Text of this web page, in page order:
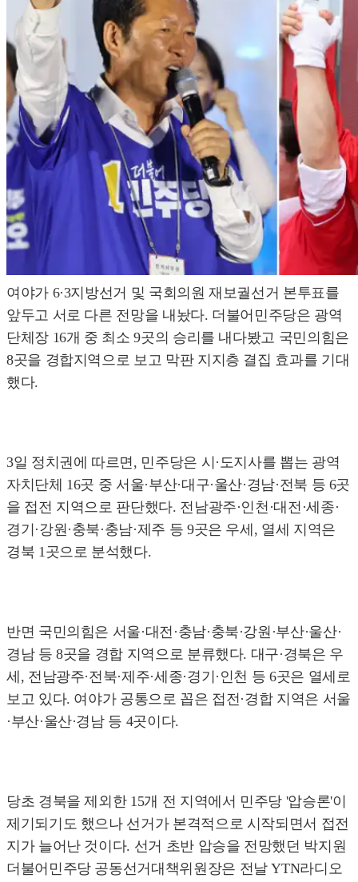
여야가 6·3지방선거 및 국회의원 재보궐선거 본투표를
앞두고 서로 다른 전망을 내놨다. 더불어민주당은 광역
단체장 16개 중 최소 9곳의 승리를 내다봤고 국민의힘은
8곳을 경합지역으로 보고 막판 지지층 결집 효과를 기대
했다.
3일 정치권에 따르면, 민주당은 시·도지사를 뽑는 광역
자치단체 16곳 중 서울·부산·대구·울산·경남·전북 등 6곳
을 접전 지역으로 판단했다. 전남광주·인천·대전·세종·
경기·강원·충북·충남·제주 등 9곳은 우세, 열세 지역은
경북 1곳으로 분석했다.
반면 국민의힘은 서울·대전·충남·충북·강원·부산·울산·
경남 등 8곳을 경합 지역으로 분류했다. 대구·경북은 우
세, 전남광주·전북·제주·세종·경기·인천 등 6곳은 열세로
보고 있다. 여야가 공통으로 꼽은 접전·경합 지역은 서울
·부산·울산·경남 등 4곳이다.
당초 경북을 제외한 15개 전 지역에서 민주당 '압승론'이
제기되기도 했으나 선거가 본격적으로 시작되면서 접전
지가 늘어난 것이다. 선거 초반 압승을 전망했던 박지원
더불어민주당 공동선거대책위원장은 전날 YTN라디오